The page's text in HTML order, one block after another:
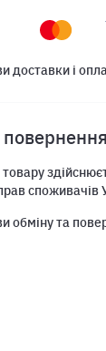
доставки і
повернення
споживачів
обміну та